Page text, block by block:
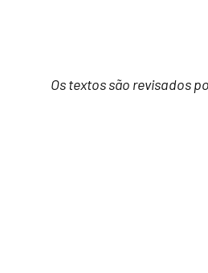
Os textos são revisados